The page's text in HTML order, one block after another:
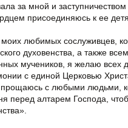
за мной и
присоединяюсь к ее
любимых сослуживцев,
духовенства, а также
мучеников, я желаю всех
с единой Церковью
с любыми людьми,
перед алтарем Господа,